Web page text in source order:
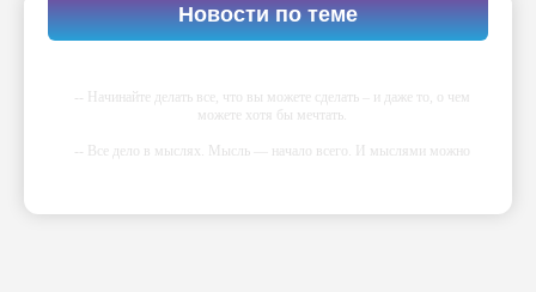
Новости по теме
-- Начинайте делать все, что вы можете сделать – и даже то, о чем
можете хотя бы мечтать.
-- Все дело в мыслях. Мысль — начало всего. И мыслями можно